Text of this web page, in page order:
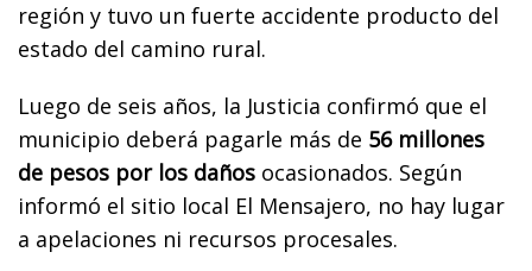
región y tuvo un fuerte accidente producto del
estado del camino rural.
Luego de seis años, la Justicia confirmó que el
municipio deberá pagarle más de 56 millones
de pesos por los daños ocasionados. Según
informó el sitio local El Mensajero, no hay lugar
a apelaciones ni recursos procesales.